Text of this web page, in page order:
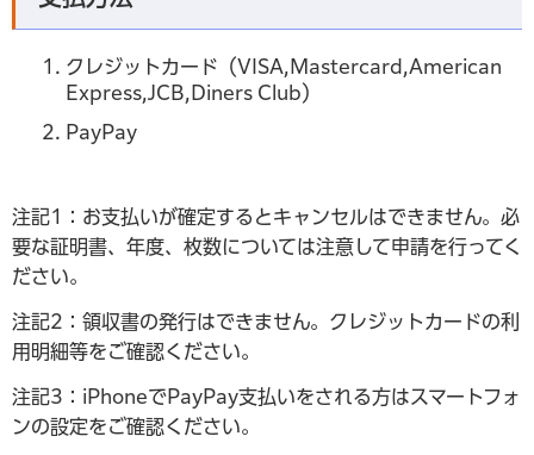
クレジットカード（VISA,Mastercard,American
Express,JCB,Diners Club）
PayPay
注記1：お支払いが確定するとキャンセルはできません。必
要な証明書、年度、枚数については注意して申請を行ってく
ださい。
注記2：領収書の発行はできません。クレジットカードの利
用明細等をご確認ください。
注記3：iPhoneでPayPay支払いをされる方はスマートフォ
ンの設定をご確認ください。